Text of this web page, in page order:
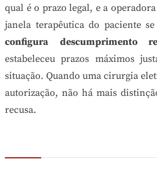
qual é o prazo legal, e a
janela terapêutica do paciente
configura descumprimento
estabeleceu prazos máximos
situação. Quando uma cirurgia
autorização, não há mais
recusa.